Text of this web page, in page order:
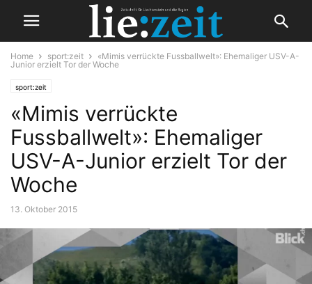
Home sport:zeit
«Mimis verrückte Fussballwelt»: Ehemaliger USV-A-
Junior erzielt Tor der Woche
sport:zeit
«Mimis verrückte
Fussballwelt»: Ehemaliger
USV-A-Junior erzielt Tor der
Woche
13. Oktober 2015